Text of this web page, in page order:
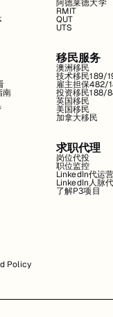
阿德莱德大学
RMIT
QUT
UTS
南
移民服务
澳洲移民
技术移民189/
雇主担保482/
投资移民188/
英国移民
美国移民
加拿大移民
求职代理
岗位代投
职位监控
LinkedIn代运营
LinkedIn人脉
了解P3项目
Policy